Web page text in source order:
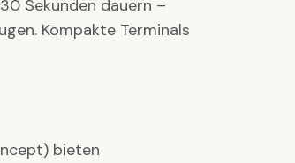
Sekunden dauern –
Kompakte Terminals
bieten